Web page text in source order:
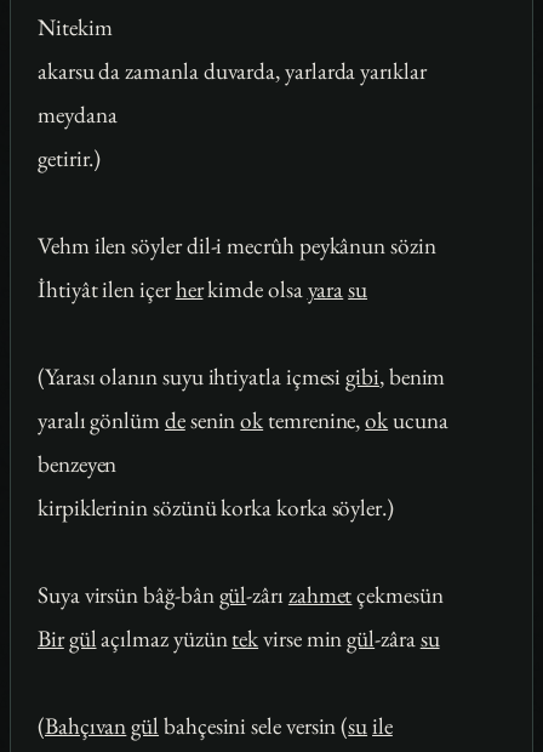
Nitekim
akarsu da zamanla duvarda, yarlarda yarıklar
meydana
getirir.)
Vehm ilen söyler dil-i mecrûh peykânun sözin
İhtiyât ilen içerherkimde olsayarasu
(Yarası olanın suyu ihtiyatla içmesigibi, benim
yaralı gönlümdeseninok temrenine,okucuna
benzeyen
kirpiklerinin sözünü korka korka söyler.)
Suya virsün bâğ-bângül-zârı zahmetçekmesün
Birgülaçılmaz yüzüntekvirse mingül-zârasu
(Bahçıvangül bahçesini sele versin (suile